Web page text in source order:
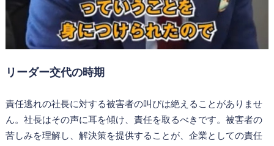
リーダー交代の時期
責任逃れの社長に対する被害者の叫びは絶えることがありませ
ん。社長はその声に耳を傾け、責任を取るべきです。被害者の
苦しみを理解し、解決策を提供することが、企業としての責任